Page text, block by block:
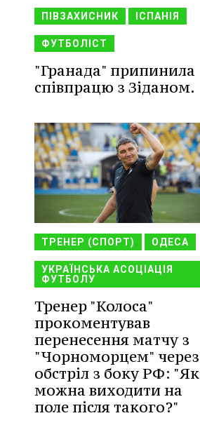
ПІВЗАХИСНИК ІСПАНІЯ
ФУТБОЛІСТ
"Гранада" припинила
співпрацю з Зіданом.
ТРЕНЕР (СПОРТ) ОДЕСА
УКРАЇНСЬКА АСОЦІАЦІЯ
ФУТБОЛУ
Тренер "Колоса"
прокоментував
перенесення матчу з
"Чорноморцем" через
обстріл з боку РФ: "Як
можна виходити на
поле після такого?"